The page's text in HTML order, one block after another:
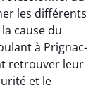
les différents
cause du
à Prignac-
retrouver leur
et le